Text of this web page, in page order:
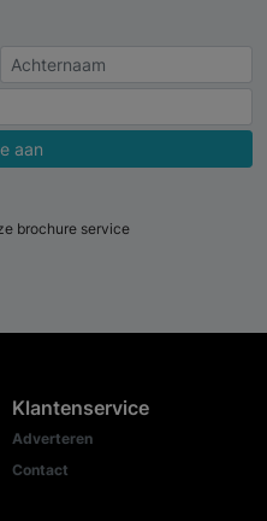
aan
brochure service
Klantenservice
Adverteren
Contact